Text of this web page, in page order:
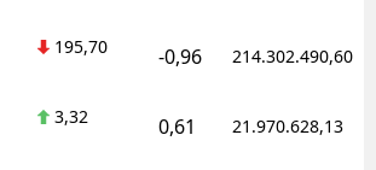
195,70 -0,96 214.302.490,60
3,32 0,61 21.970.628,13